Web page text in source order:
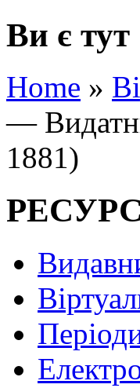
Ви є тут
Home »
—
1881)